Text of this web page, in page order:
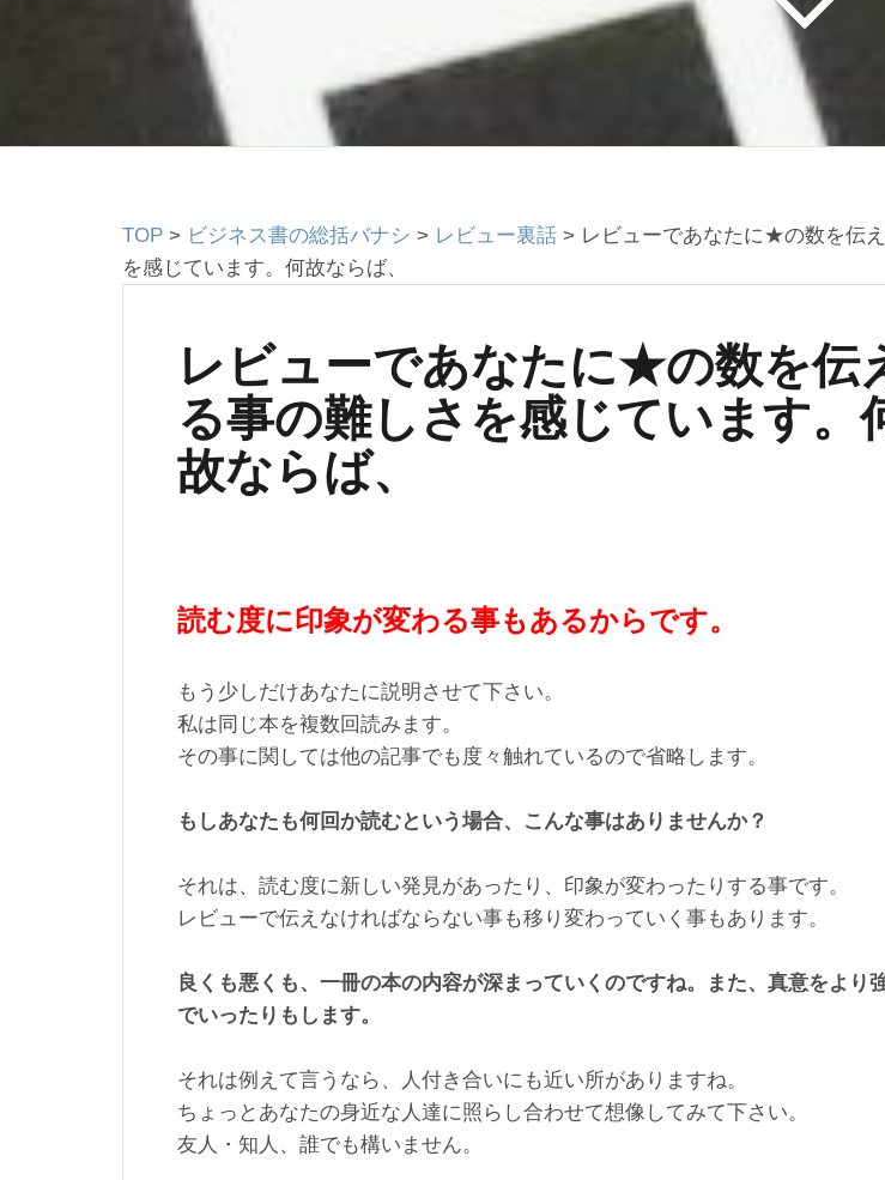
TOP > ビジネス書の総括バナシ > レビュー裏話 > レビューであなたに★の数を伝
を感じています。何故ならば、
レビューであなたに★の数を伝
る事の難しさを感じています。
故ならば、
読む度に印象が変わる事もあるからです。
もう少しだけあなたに説明させて下さい。
私は同じ本を複数回読みます。
その事に関しては他の記事でも度々触れているので省略します。
もしあなたも何回か読むという場合、こんな事はありませんか？
それは、読む度に新しい発見があったり、印象が変わったりする事です。
レビューで伝えなければならない事も移り変わっていく事もあります。
良くも悪くも、一冊の本の内容が深まっていくのですね。また、真意をより
でいったりもします。
それは例えて言うなら、人付き合いにも近い所がありますね。
ちょっとあなたの身近な人達に照らし合わせて想像してみて下さい。
友人・知人、誰でも構いません。